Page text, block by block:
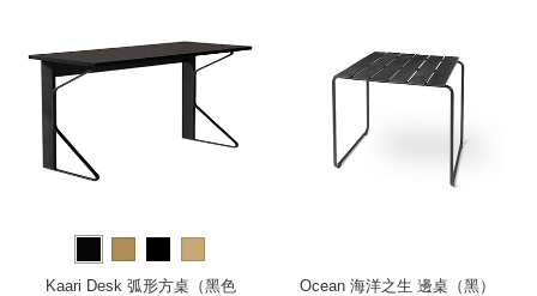
Kaari Desk 弧形方桌（黑色
Ocean 海洋之生 邊桌（黑）